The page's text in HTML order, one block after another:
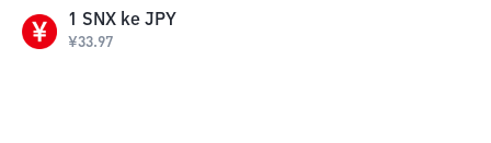
1 SNX ke JPY
¥33.97